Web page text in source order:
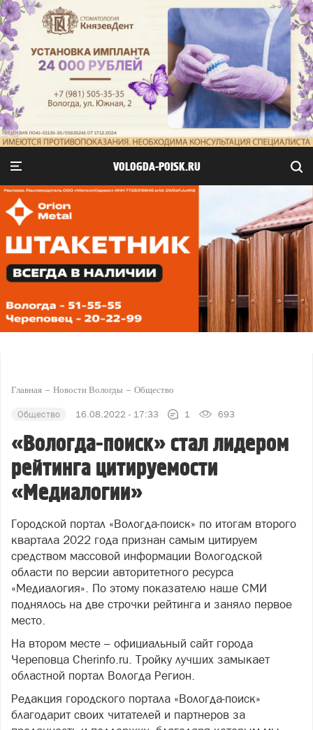
VOLOGDA-POISK.RU
Главная Новости Вологды Общество
Общество 16.08.2022 - 17:33 1 693
«Вологда-поиск» стал лидером
рейтинга цитируемости
«Медиалогии»
Городской портал «Вологда-поиск» по итогам второго
квартала 2022 года признан самым цитируем
средством массовой информации Вологодской
области по версии авторитетного ресурса
«Медиалогия». По этому показателю наше СМИ
поднялось на две строчки рейтинга и заняло первое
место.
На втором месте – официальный сайт города
Череповца Cherinfo.ru. Тройку лучших замыкает
областной портал Вологда Регион.
Редакция городского портала «Вологда-поиск»
благодарит своих читателей и партнеров за